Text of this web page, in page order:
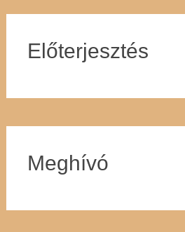
Előterjesztés
Meghívó